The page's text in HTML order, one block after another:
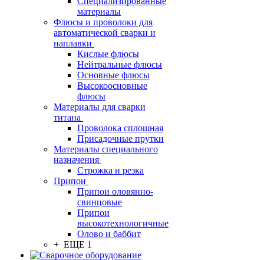
материалы
Флюсы и проволоки для
автоматической сварки и
наплавки
Кислые флюсы
Нейтральные флюсы
Основные флюсы
Высокоосновные
флюсы
Материалы для сварки
титана
Проволока сплошная
Присадочные прутки
Материалы специального
назначения
Строжка и резка
Припои
Припои оловянно-
свинцовые
Припои
высокотехнологичные
Олово и баббит
+ ЕЩЕ 1